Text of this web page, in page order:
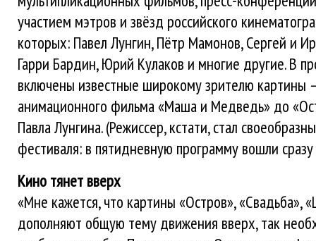
участием мэтров и звёзд российского
которых: Павел Лунгин, Пётр Мамонов, Сергей и
Гарри Бардин, Юрий Кулаков и многие другие. В
включены известные широкому зрителю картины
анимационного фильма «Маша и Медведь» до
Павла Лунгина. (Режиссер, кстати, стал
фестиваля: в пятидневную программу вошли
Кино тянет вверх
«Мне кажется, что картины «Остров», «Свадьба»,
дополняют общую тему движения вверх, так